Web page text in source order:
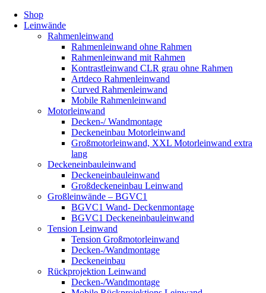
Shop
Leinwände
Rahmenleinwand
Rahmenleinwand ohne Rahmen
Rahmenleinwand mit Rahmen
Kontrastleinwand CLR grau ohne Rahmen
Artdeco Rahmenleinwand
Curved Rahmenleinwand
Mobile Rahmenleinwand
Motorleinwand
Decken-/ Wandmontage
Deckeneinbau Motorleinwand
Großmotorleinwand, XXL Motorleinwand extra
lang
Deckeneinbauleinwand
Deckeneinbauleinwand
Großdeckeneinbau Leinwand
Großleinwände – BGVC1
BGVC1 Wand- Deckenmontage
BGVC1 Deckeneinbauleinwand
Tension Leinwand
Tension Großmotorleinwand
Decken-/Wandmontage
Deckeneinbau
Rückprojektion Leinwand
Decken-/Wandmontage